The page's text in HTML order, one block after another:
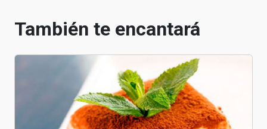
También te encantará